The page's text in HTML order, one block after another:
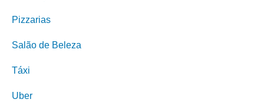
Pizzarias
Salão de Beleza
Táxi
Uber